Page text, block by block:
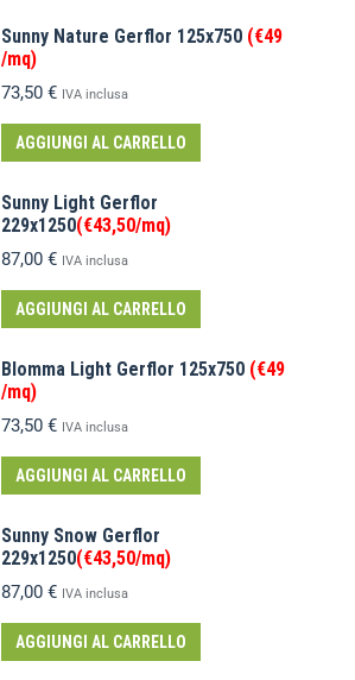
Sunny Nature Gerflor 125x750 (€49
/mq)
73,50 € IVA inclusa
AGGIUNGI AL CARRELLO
Sunny Light Gerflor
229x1250(€43,50/mq)
87,00 € IVA inclusa
AGGIUNGI AL CARRELLO
Blomma Light Gerflor 125x750 (€49
/mq)
73,50 € IVA inclusa
AGGIUNGI AL CARRELLO
Sunny Snow Gerflor
229x1250(€43,50/mq)
87,00 € IVA inclusa
AGGIUNGI AL CARRELLO